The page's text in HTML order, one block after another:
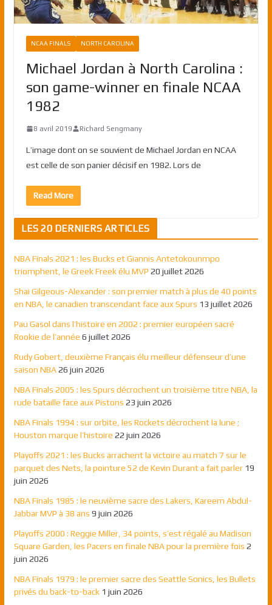
NCAA FINALS NORTH CAROLINA
Michael Jordan à North Carolina :
son game-winner en finale NCAA
1982
8 avril 2019 Richard Sengmany
L’image dont on se souvient de Michael Jordan en NCAA
est celle de son panier décisif en 1982. Lors de
Read More
LES 20 DERNIERS ARTICLES
NBA Finals 2021 : les Bucks et Giannis Antetokounmpo
triomphent, le Greek Freek élu MVP 20 juillet 2026
Shai Gilgeous-Alexander : son premier match à plus de 40 points
en NBA, le canadien transcendant face aux Spurs 13 juillet 2026
Pau Gasol dans l’histoire en 2002 : premier européen sacré
Rookie de l’année 6 juillet 2026
Rudy Gobert, deuxième Français élu meilleur défenseur d’une
saison NBA 26 juin 2026
NBA Finals 2005 : les Spurs décrochent un troisième titre NBA, la
rude bataille face aux Pistons 23 juin 2026
NBA Finals 1994 : sur orbite, les Rockets décrochent la lune ;
Houston marque l’histoire 22 juin 2026
Playoffs 2021 : les Bucks arrachent la victoire au match 7 sur le
parquet des Nets, la pointure 52 de Kevin Durant a fait parler 19
juin 2026
NBA Finals 1985 : le neuvième sacre des Lakers, Kareem Abdul-
Jabbar MVP à 38 ans 9 juin 2026
Playoffs 2000 : Reggie Miller, 34 points, s’est régalé au Madison
Square Garden, les Pacers en finale NBA pour la première fois 2
juin 2026
NBA Finals 1979 : le premier sacre des Seattle Sonics, les Bullets
privés du back-to-back 1 juin 2026